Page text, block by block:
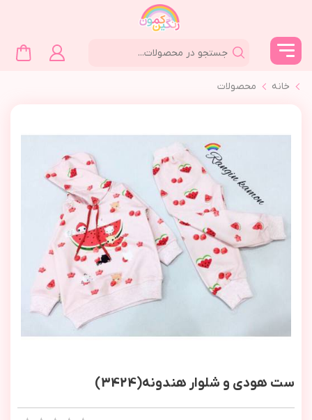
خانه محصولات
ست هودی و شلوار هندونه(3424)